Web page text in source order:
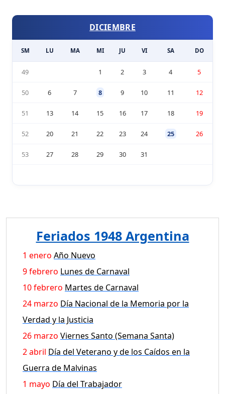
DICIEMBRE
SM LU MA MI JU VI SA DO
49 1 2 3 4 5
50 6 7 8 9 10 11 12
51 13 14 15 16 17 18 19
52 20 21 22 23 24 25 26
53 27 28 29 30 31
Feriados 1948 Argentina
1 enero Año Nuevo
9 febrero Lunes de Carnaval
10 febrero Martes de Carnaval
24 marzo Día Nacional de la Memoria por la
Verdad y la Justicia
26 marzo Viernes Santo (Semana Santa)
2 abril Día del Veterano y de los Caídos en la
Guerra de Malvinas
1 mayo Día del Trabajador